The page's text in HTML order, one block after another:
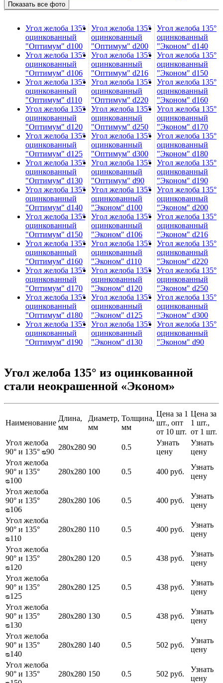
Показать все фото
Угол желоба 135°
оцинкованный
"Оптимум" d100
Угол желоба 135°
оцинкованный
"Оптимум" d106
Угол желоба 135°
оцинкованный
"Оптимум" d110
Угол желоба 135°
оцинкованный
"Оптимум" d120
Угол желоба 135°
оцинкованный
"Оптимум" d125
Угол желоба 135°
оцинкованный
"Оптимум" d130
Угол желоба 135°
оцинкованный
"Оптимум" d140
Угол желоба 135°
оцинкованный
"Оптимум" d150
Угол желоба 135°
оцинкованный
"Оптимум" d160
Угол желоба 135°
оцинкованный
"Оптимум" d170
Угол желоба 135°
оцинкованный
"Оптимум" d180
Угол желоба 135°
оцинкованный
"Оптимум" d190
Угол желоба 135°
оцинкованный
"Оптимум" d200
Угол желоба 135°
оцинкованный
"Оптимум" d216
Угол желоба 135°
оцинкованный
"Оптимум" d220
Угол желоба 135°
оцинкованный
"Оптимум" d250
Угол желоба 135°
оцинкованный
"Оптимум" d300
Угол желоба 135°
оцинкованный
"Оптимум" d90
Угол желоба 135°
оцинкованный
"Эконом" d100
Угол желоба 135°
оцинкованный
"Эконом" d106
Угол желоба 135°
оцинкованный
"Эконом" d110
Угол желоба 135°
оцинкованный
"Эконом" d120
Угол желоба 135°
оцинкованный
"Эконом" d125
Угол желоба 135°
оцинкованный
"Эконом" d130
Угол желоба 135°
оцинкованный
"Эконом" d140
Угол желоба 135°
оцинкованный
"Эконом" d150
Угол желоба 135°
оцинкованный
"Эконом" d160
Угол желоба 135°
оцинкованный
"Эконом" d170
Угол желоба 135°
оцинкованный
"Эконом" d180
Угол желоба 135°
оцинкованный
"Эконом" d190
Угол желоба 135°
оцинкованный
"Эконом" d200
Угол желоба 135°
оцинкованный
"Эконом" d216
Угол желоба 135°
оцинкованный
"Эконом" d220
Угол желоба 135°
оцинкованный
"Эконом" d250
Угол желоба 135°
оцинкованный
"Эконом" d300
Угол желоба 135°
оцинкованный
"Эконом" d90
Угол желоба 135° из оцинкованной
стали неокрашенной «Эконом»
Наименование
Длина,
мм
Диаметр,
мм
Толщина,
мм
Цена за 1
шт., опт
от 10 шт.
Цена за
1 шт.,
от 1 шт.
Угол желоба
90° и 135° ᴓ90
280х280 90 0.5
Узнать
цену
Узнать
цену
Угол желоба
90° и 135°
ᴓ100
280х280 100 0.5 400 руб.
Узнать
цену
Угол желоба
90° и 135°
ᴓ106
280х280 106 0.5 400 руб.
Узнать
цену
Угол желоба
90° и 135°
ᴓ110
280х280 110 0.5 400 руб.
Узнать
цену
Угол желоба
90° и 135°
ᴓ120
280х280 120 0.5 438 руб.
Узнать
цену
Угол желоба
90° и 135°
ᴓ125
280х280 125 0.5 438 руб.
Узнать
цену
Угол желоба
90° и 135°
ᴓ130
280х280 130 0.5 438 руб.
Узнать
цену
Угол желоба
90° и 135°
ᴓ140
280х280 140 0.5 502 руб.
Узнать
цену
Угол желоба
90° и 135°
280х280 150 0.5 502 руб.
Узнать
цену